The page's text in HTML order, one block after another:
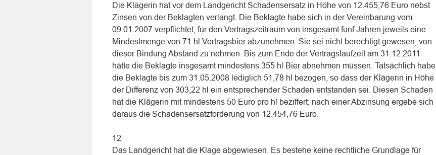
Die Klägerin hat vor dem Landgericht Schadensersatz in Höhe von 12.455,76 Euro nebst
Zinsen von der Beklagten verlangt. Die Beklagte habe sich in der Vereinbarung vom
09.01.2007 verpflichtet, für den Vertragszeitraum von insgesamt fünf Jahren jeweils eine
Mindestmenge von 71 hl Vertragsbier abzunehmen. Sie sei nicht berechtigt gewesen, von
dieser Bindung Abstand zu nehmen. Bis zum Ende der Vertragslaufzeit am 31.12.2011
hätte die Beklagte insgesamt mindestens 355 hl Bier abnehmen müssen. Tatsächlich habe
die Beklagte bis zum 31.05.2008 lediglich 51,78 hl bezogen, so dass der Klägerin in Höhe
der Differenz von 303,22 hl ein entsprechender Schaden entstanden sei. Diesen Schaden
hat die Klägerin mit mindestens 50 Euro pro hl beziffert; nach einer Abzinsung ergebe sich
daraus die Schadensersatzforderung von 12.454,76 Euro.
12
Das Landgericht hat die Klage abgewiesen. Es bestehe keine rechtliche Grundlage für